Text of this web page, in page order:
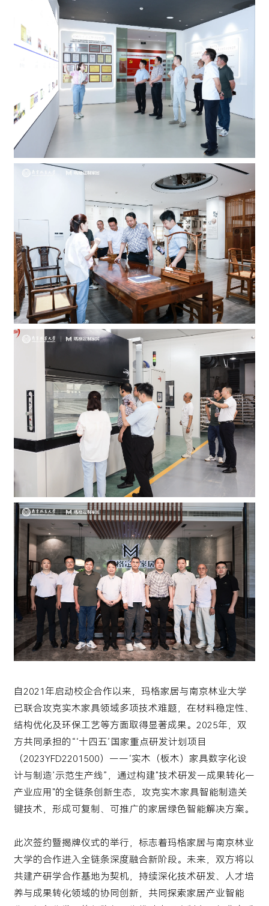
自2021年启动校企合作以来，玛格家居与南京林业大学
已联合攻克实木家具领域多项技术难题，在材料稳定性、
结构优化及环保工艺等方面取得显著成果。2025年，双
方共同承担的“‘十四五’国家重点研发计划项目
（2023YFD2201500）——‘实木（板木）家具数字化设
计与制造’示范生产线”，通过构建"技术研发—成果转化—
产业应用"的全链条创新生态，攻克实木家具智能制造关
键技术，形成可复制、可推广的家居绿色智能解决方案。
此次签约暨揭牌仪式的举行，标志着玛格家居与南京林业
大学的合作进入全链条深度融合新阶段。未来，双方将以
共建产研学合作基地为契机，持续深化技术研发、人才培
养与成果转化领域的协同创新，共同探索家居产业智能